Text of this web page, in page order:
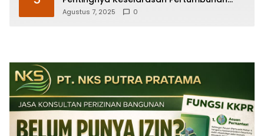
Ekonomi dan Pelestarian Budaya
Agustus 7, 2025 0